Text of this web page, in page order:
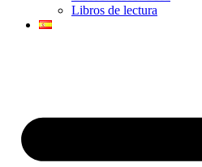
Libros de lectura